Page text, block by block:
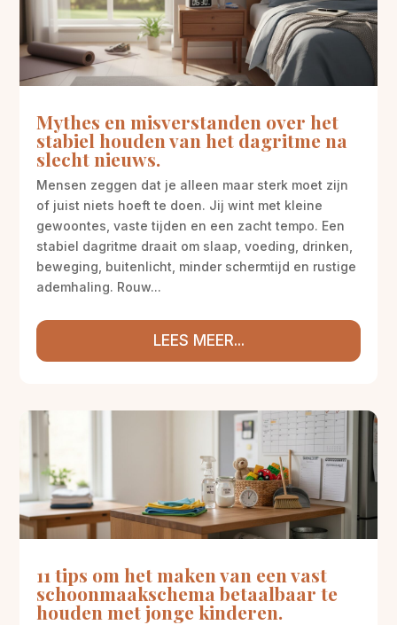
Mythes en misverstanden over het
stabiel houden van het dagritme na
slecht nieuws.
Mensen zeggen dat je alleen maar sterk moet zijn
of juist niets hoeft te doen. Jij wint met kleine
gewoontes, vaste tijden en een zacht tempo. Een
stabiel dagritme draait om slaap, voeding, drinken,
beweging, buitenlicht, minder schermtijd en rustige
ademhaling. Rouw...
LEES MEER...
11 tips om het maken van een vast
schoonmaakschema betaalbaar te
houden met jonge kinderen.